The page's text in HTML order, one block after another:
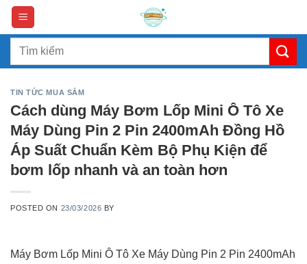
Skip
content
Search
TIN TỨC MUA SẮM
Cách dùng Máy Bơm Lốp Mini Ô Tô Xe
Máy Dùng Pin 2 Pin 2400mAh Đồng Hồ
Áp Suất Chuẩn Kèm Bộ Phụ Kiện để
bơm lốp nhanh và an toàn hơn
POSTED ON 23/03/2026 BY
Máy Bơm Lốp Mini Ô Tô Xe Máy Dùng Pin 2 Pin 2400mAh